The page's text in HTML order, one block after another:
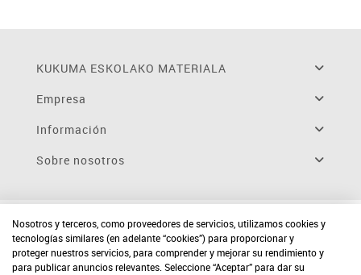
KUKUMA ESKOLAKO MATERIALA
Empresa
Información
Sobre nosotros
Nosotros y terceros, como proveedores de servicios, utilizamos cookies y
tecnologías similares (en adelante “cookies”) para proporcionar y
proteger nuestros servicios, para comprender y mejorar su rendimiento y
para publicar anuncios relevantes. Seleccione “Aceptar” para dar su